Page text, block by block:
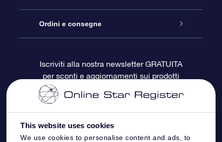
This website uses cookies
We use cookies to personalise content and ads, to
Blog
OSR Recensioni
Pacchetto regalo OSR
Gift Card OSR
Doni aziendali
Registro stellare
Star Page personalizzata
One Million Stars
OSR Starsaver
Ordini e consegne
Informazioni di Pagamento
Politica di reso
Iscriviti alla nostra newsletter GRATUITA
per sconti e aggiornamenti sui prodotti